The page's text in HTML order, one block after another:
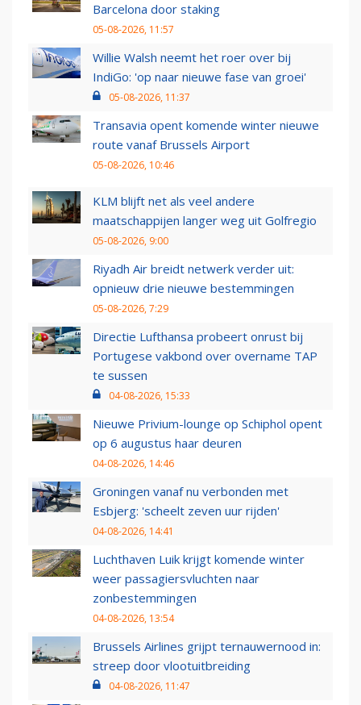
Barcelona door staking
05-08-2026, 11:57
Willie Walsh neemt het roer over bij
IndiGo: 'op naar nieuwe fase van groei'
05-08-2026, 11:37
Transavia opent komende winter nieuwe
route vanaf Brussels Airport
05-08-2026, 10:46
KLM blijft net als veel andere
maatschappijen langer weg uit Golfregio
05-08-2026, 9:00
Riyadh Air breidt netwerk verder uit:
opnieuw drie nieuwe bestemmingen
05-08-2026, 7:29
Directie Lufthansa probeert onrust bij
Portugese vakbond over overname TAP
te sussen
04-08-2026, 15:33
Nieuwe Privium-lounge op Schiphol opent
op 6 augustus haar deuren
04-08-2026, 14:46
Groningen vanaf nu verbonden met
Esbjerg: 'scheelt zeven uur rijden'
04-08-2026, 14:41
Luchthaven Luik krijgt komende winter
weer passagiersvluchten naar
zonbestemmingen
04-08-2026, 13:54
Brussels Airlines grijpt ternauwernood in:
streep door vlootuitbreiding
04-08-2026, 11:47